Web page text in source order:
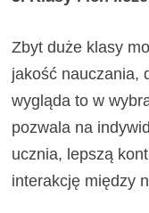
Zbyt duże klasy
jakość nauczania,
wygląda to w
pozwala na
ucznia, lepszą
interakcję między